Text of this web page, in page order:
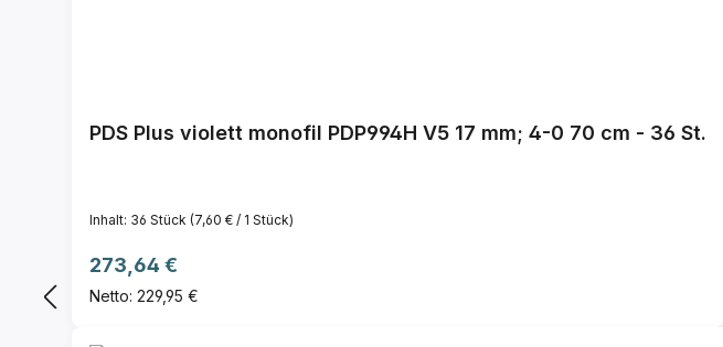
PDS Plus violett monofil PDP994H V5 17 mm; 4-0 70 cm - 36 St.
Inhalt: 36 Stück (7,60 € / 1 Stück)
Regulärer Preis:
273,64 €
Netto: 229,95 €